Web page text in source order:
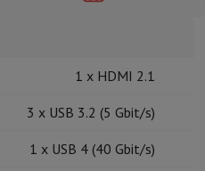
1 x HDMI 2.1
3 x USB 3.2 (5 Gbit/s)
1 x USB 4 (40 Gbit/s)